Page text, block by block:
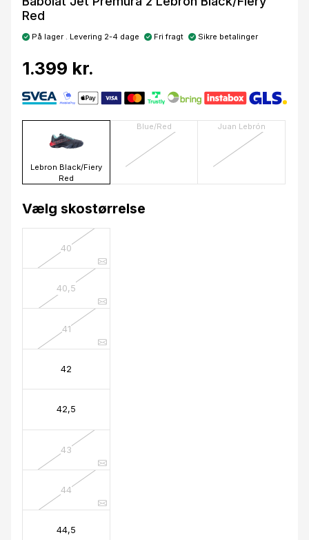
Red
På lager . Levering 2-4 dage Fri fragt Sikre betalinger
1.399 kr.
Lebron Black/Fiery
Red
Blue/Red Juan Lebrón
Vælg skostørrelse
40
40,5
41
42
42,5
43
44
44,5